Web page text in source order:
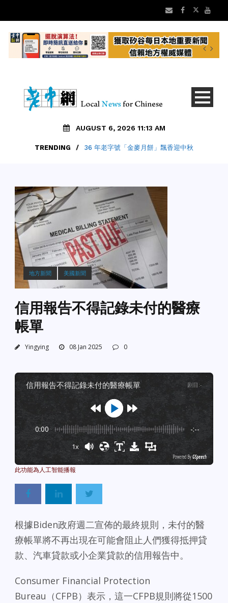
AUGUST 6, 2026 11:13 AM
TRENDING / 36 年老字號「金麥月餅」飄香迎中秋
地方新聞 美國新聞
信用報告不得記錄未付的醫療
帳單
Yingying 08 Jan 2025 0
信用報告不得記錄未付的醫療帳單 剧目 :-
0:00 -:--
1x
Powered By GSpeech
根據Biden政府週二宣佈的最終規則，未付的醫
療帳單將不再出現在可能會阻止人們獲得抵押貸
款、汽車貸款或小企業貸款的信用報告中。
Consumer Financial Protection
Bureau（CFPB）表示，這一CFPB規則將從1500